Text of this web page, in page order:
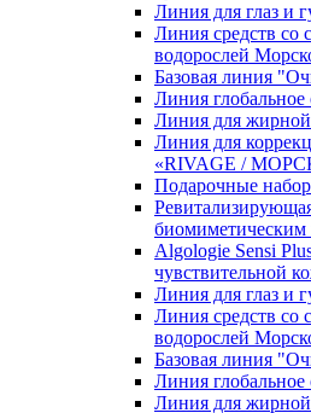
Линия для глаз и
Линия средств со
водорослей
Базовая линия
Линия
Линия для
Линия для
«RIVAGE /
Подарочные
биомиметическим
Algologie Sensi
чувcтвительной
Линия для глаз и
Линия средств со
водорослей
Базовая линия
Линия
Линия для